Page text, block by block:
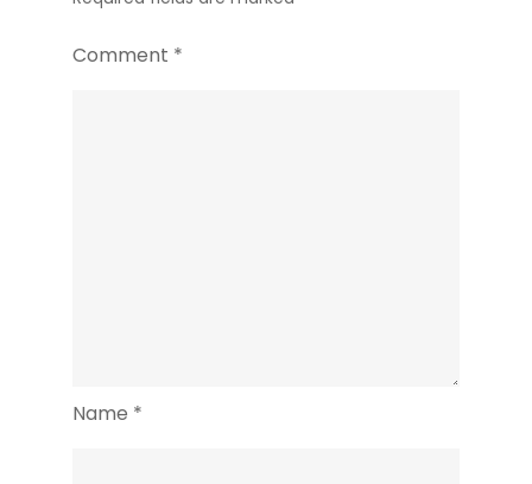
Comment *
Name *